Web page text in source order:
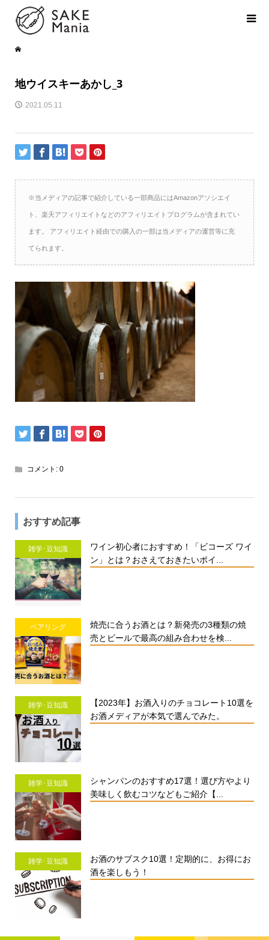
地ウイスキーあかし_3
2021.05.11
※当メディアの記事で紹介している一部商品にはAmazonアソシエイ
ト、楽天アフィリエイトなどのアフィリエイトプログラムが含まれてい
ます。 アフィリエイト経由での購入の一部は当メディアの運営等に充
てられます。
コメント: 0
おすすめ記事
雑学･豆知識
ワイン初心者におすすめ！「ビコーズ ワイ
ン」とは？おさえておきたいポイ...
ペアリング
焼売に合うお酒とは？新発売の3種類の焼
売とビールで最高の組み合わせを検...
雑学･豆知識
【2023年】お酒入りのチョコレート10選を
お酒メディアが本気で選んでみた。
雑学･豆知識
シャンパンのおすすめ17選！選び方やより
美味しく飲むコツなどもご紹介【...
雑学･豆知識
お酒のサブスク10選！定期的に、お得にお
酒を楽しもう！